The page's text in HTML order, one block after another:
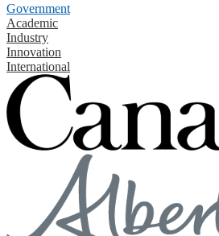
Government
Academic
Industry
Innovation
International